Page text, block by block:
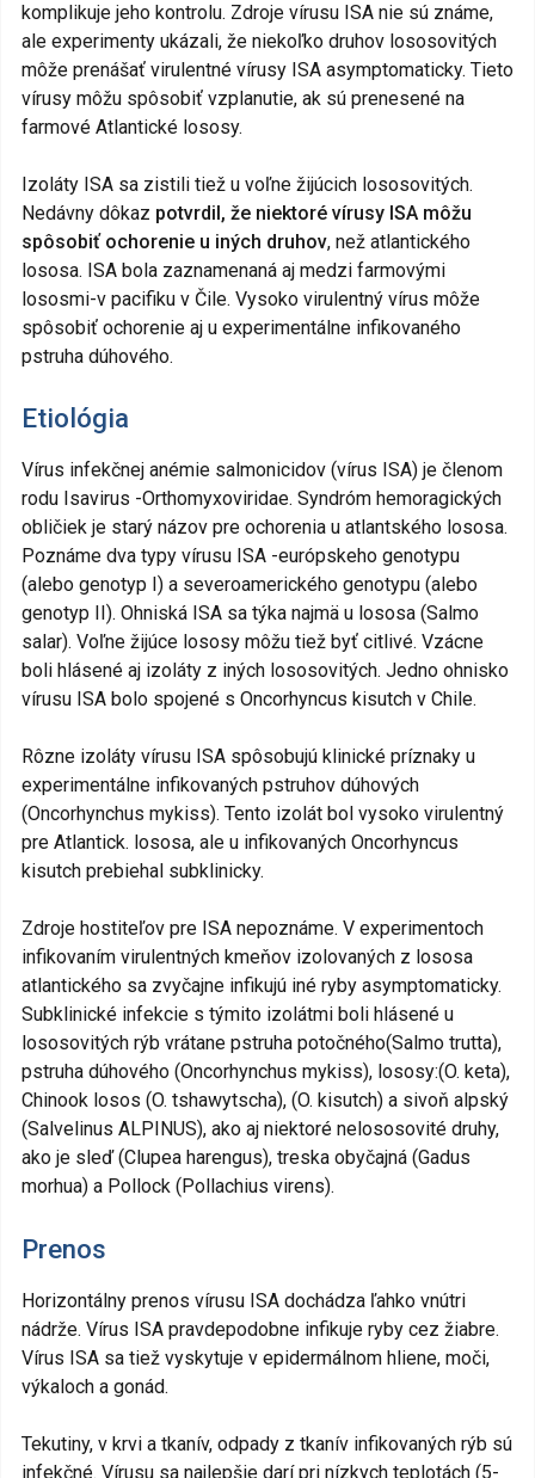
komplikuje jeho kontrolu. Zdroje vírusu ISA nie sú známe,
ale experimenty ukázali, že niekoľko druhov lososovitých
môže prenášať virulentné vírusy ISA asymptomaticky. Tieto
vírusy môžu spôsobiť vzplanutie, ak sú prenesené na
farmové Atlantické lososy.
Izoláty ISA sa zistili tiež u voľne žijúcich lososovitých.
Nedávny dôkaz potvrdil, že niektoré vírusy ISA môžu
spôsobiť ochorenie u iných druhov, než atlantického
lososa. ISA bola zaznamenaná aj medzi farmovými
lososmi-v pacifiku v Čile. Vysoko virulentný vírus môže
spôsobiť ochorenie aj u experimentálne infikovaného
pstruha dúhového.
Etiológia
Vírus infekčnej anémie salmonicidov (vírus ISA) je členom
rodu Isavirus -Orthomyxoviridae. Syndróm hemoragických
obličiek je starý názov pre ochorenia u atlantského lososa.
Poznáme dva typy vírusu ISA -európskeho genotypu
(alebo genotyp I) a severoamerického genotypu (alebo
genotyp II). Ohniská ISA sa týka najmä u lososa (Salmo
salar). Voľne žijúce lososy môžu tiež byť citlivé. Vzácne
boli hlásené aj izoláty z iných lososovitých. Jedno ohnisko
vírusu ISA bolo spojené s Oncorhyncus kisutch v Chile.
Rôzne izoláty vírusu ISA spôsobujú klinické príznaky u
experimentálne infikovaných pstruhov dúhových
(Oncorhynchus mykiss). Tento izolát bol vysoko virulentný
pre Atlantick. lososa, ale u infikovaných Oncorhyncus
kisutch prebiehal subklinicky.
Zdroje hostiteľov pre ISA nepoznáme. V experimentoch
infikovaním virulentných kmeňov izolovaných z lososa
atlantického sa zvyčajne infikujú iné ryby asymptomaticky.
Subklinické infekcie s týmito izolátmi boli hlásené u
lososovitých rýb vrátane pstruha potočného(Salmo trutta),
pstruha dúhového (Oncorhynchus mykiss), lososy:(O. keta),
Chinook losos (O. tshawytscha), (O. kisutch) a sivoň alpský
(Salvelinus ALPINUS), ako aj niektoré nelososovité druhy,
ako je sleď (Clupea harengus), treska obyčajná (Gadus
morhua) a Pollock (Pollachius virens).
Prenos
Horizontálny prenos vírusu ISA dochádza ľahko vnútri
nádrže. Vírus ISA pravdepodobne infikuje ryby cez žiabre.
Vírus ISA sa tiež vyskytuje v epidermálnom hliene, moči,
výkaloch a gonád.
Tekutiny, v krvi a tkanív, odpady z tkanív infikovaných rýb sú
infekčné. Vírusu sa najlepšie darí pri nízkych teplotách (5-